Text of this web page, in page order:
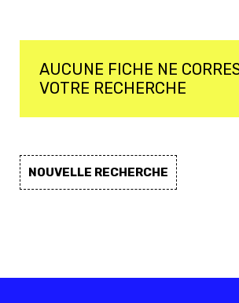
AUCUNE FICHE NE
VOTRE RECHERCHE
NOUVELLE RECHERCHE